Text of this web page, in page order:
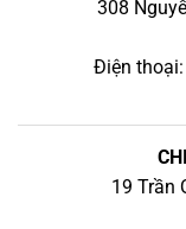
308
Điện thoại:
19 Trần